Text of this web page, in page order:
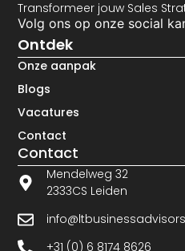
Transformeer jouw Sales
Volg ons op onze social
Ontdek
Onze aanpak
Blogs
Vacatures
Contact
Contact
Mendelweg 32
2333CS Leiden
+31 (0) 6 8174 8626